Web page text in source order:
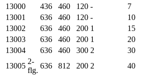
13000
436 460 120 - 7
13001
636 460 120 - 10
13002
636 460 200 1 15
13003
636 460 200 1 20
13004
636 460 300 2 30
13005
2-
flg.
636 812 200 2 40